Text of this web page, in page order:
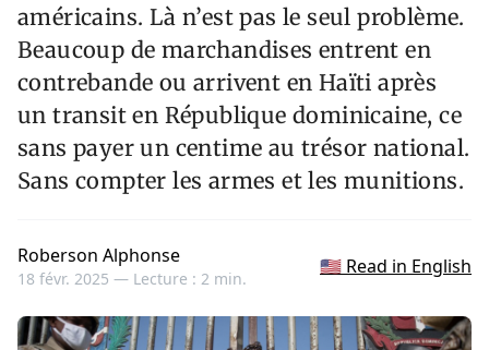
américains. Là n’est pas le seul problème.
Beaucoup de marchandises entrent en
contrebande ou arrivent en Haïti après
un transit en République dominicaine, ce
sans payer un centime au trésor national.
Sans compter les armes et les munitions.
Roberson Alphonse
18 févr. 2025 — Lecture : 2 min.
🇺🇸 Read in English